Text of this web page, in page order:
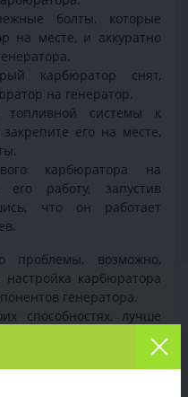
болты, которые
на месте, и аккуратно
карбюратор снят,
на генератор.
топливной системы к
его на месте,
карбюратора на
его работу, запустив
что он работает
проблемы, возможно,
настройка карбюратора
генератора.
способностях, лучше